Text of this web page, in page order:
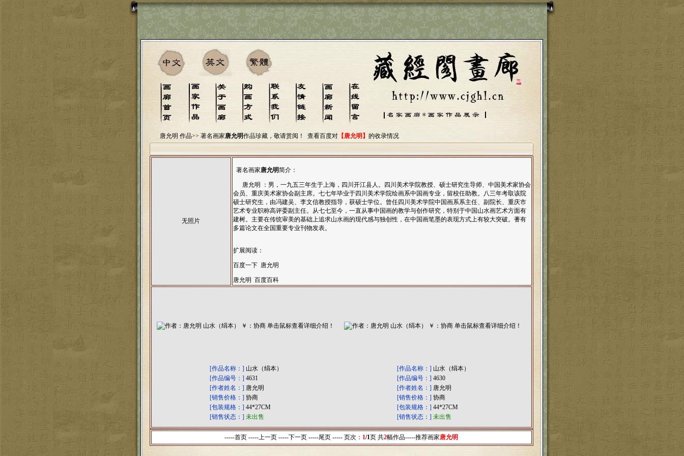
唐允明 作品>> 著名画家唐允明作品珍藏，敬请赏阅！ 查看百度对【唐允明】 的收录情况
无照片
著名画家唐允明简介：
唐允明 ：男，一九五三年生于上海，四川开江县人。四川美术学院教授、硕士研究生导师、中国美术家协会
会员、重庆美术家协会副主席。七七年毕业于四川美术学院绘画系中国画专业，留校任助教。八三年考取该院
硕士研究生，由冯建吴、李文信教授指导，获硕士学位。曾任四川美术学院中国画系系主任、副院长、重庆市
艺术专业职称高评委副主任。从七七至今，一直从事中国画的教学与创作研究，特别于中国山水画艺术方面有
建树。主要在传统审美的基础上追求山水画的现代感与独创性，在中国画笔墨的表现方式上有较大突破。蓍有
多篇论文在全国重要专业刊物发表。
扩展阅读：
百度一下 唐允明
唐允明 百度百科
[作品名称：] 山水（绢本）
[作品编号：] 4631
[作者姓名：] 唐允明
[销售价格：] 协商
[包装规格：] 44*27CM
[销售状态：] 未出售
[作品名称：] 山水（绢本）
[作品编号：] 4630
[作者姓名：] 唐允明
[销售价格：] 协商
[包装规格：] 44*27CM
[销售状态：] 未出售
-----首页 -----上一页 -----下一页 -----尾页 -----页次： 1/1页 共2幅作品-----推荐画家唐允明